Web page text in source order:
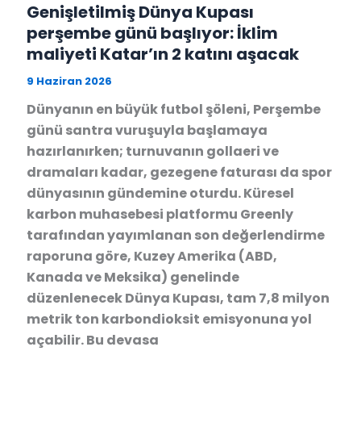
Genişletilmiş Dünya Kupası
perşembe günü başlıyor: İklim
maliyeti Katar’ın 2 katını aşacak
9 Haziran 2026
Dünyanın en büyük futbol şöleni, Perşembe
günü santra vuruşuyla başlamaya
hazırlanırken; turnuvanın gollaeri ve
dramaları kadar, gezegene faturası da spor
dünyasının gündemine oturdu. Küresel
karbon muhasebesi platformu Greenly
tarafından yayımlanan son değerlendirme
raporuna göre, Kuzey Amerika (ABD,
Kanada ve Meksika) genelinde
düzenlenecek Dünya Kupası, tam 7,8 milyon
metrik ton karbondioksit emisyonuna yol
açabilir. Bu devasa